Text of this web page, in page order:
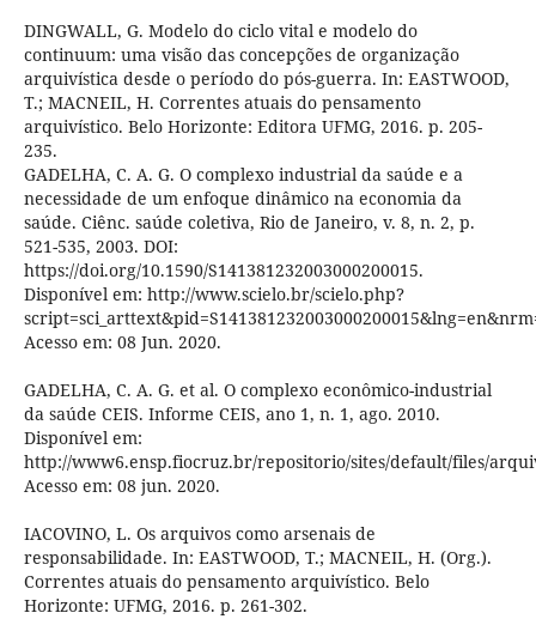
DINGWALL, G. Modelo do ciclo vital e modelo do
continuum: uma visão das concepções de organização
arquivística desde o período do pós-guerra. In: EASTWOOD,
T.; MACNEIL, H. Correntes atuais do pensamento
arquivístico. Belo Horizonte: Editora UFMG, 2016. p. 205-
235.
GADELHA, C. A. G. O complexo industrial da saúde e a
necessidade de um enfoque dinâmico na economia da
saúde. Ciênc. saúde coletiva, Rio de Janeiro, v. 8, n. 2, p.
521-535, 2003. DOI:
https://doi.org/10.1590/S141381232003000200015.
Disponível em: http://www.scielo.br/scielo.php?
Acesso em: 08 Jun. 2020.
GADELHA, C. A. G. et al. O complexo econômico-industrial
da saúde CEIS. Informe CEIS, ano 1, n. 1, ago. 2010.
Disponível em:
http://www6.ensp.fiocruz.br/repositorio/sites/default/files/
Acesso em: 08 jun. 2020.
IACOVINO, L. Os arquivos como arsenais de
responsabilidade. In: EASTWOOD, T.; MACNEIL, H. (Org.).
Correntes atuais do pensamento arquivístico. Belo
Horizonte: UFMG, 2016. p. 261-302.